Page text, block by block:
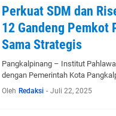
Perkuat SDM dan
12 Gandeng Pemkot
Sama Strategis
Pangkalpinang – Institut
dengan Pemerintah Kota
Oleh Redaksi - Juli 22, 2025